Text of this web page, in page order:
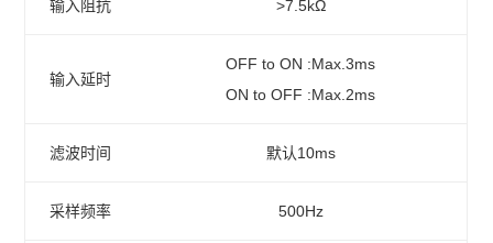
输入阻抗 >7.5kΩ
输入延时
OFF to ON :Max.3ms
ON to OFF :Max.2ms
滤波时间 默认10ms
采样频率 500Hz